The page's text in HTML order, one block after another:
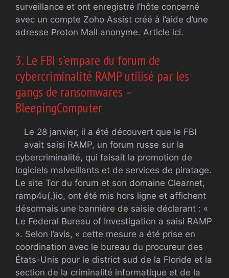
surveillance et ont enregistré l’hôte concerné
avec un compte Zoho Assist créé à l’aide d’une
adresse Proton Mail anonyme. Article ici.
3. Le FBI s’empare du forum de
cybercriminalité RAMP utilisé par les
gangs de ransomwares –
BleepingComputer
Le 28 janvier, il a été découvert que le FBI
avait saisi RAMP, un forum russe sur la
cybercriminalité, qui faisait la promotion de
logiciels malveillants et de services de piratage.
Le site Tor du forum et son domaine Clearnet,
ramp4u(.)io, ont été mis hors ligne et affichent
désormais une bannière de saisie déclarant : «
Le Federal Bureau of Investigation a saisi RAMP
». Selon l’avis, « cette mesure a été prise en
coordination avec le bureau du procureur des
États-Unis pour le district sud de la Floride et la
section de la criminalité informatique et de la